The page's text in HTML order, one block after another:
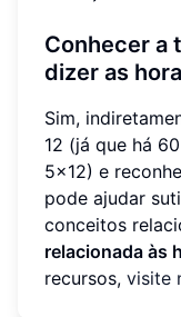
Conhecer a
dizer as
Sim,
12 (já que há
5x12) e
pode ajudar
conceitos
relacionada às
recursos, visite